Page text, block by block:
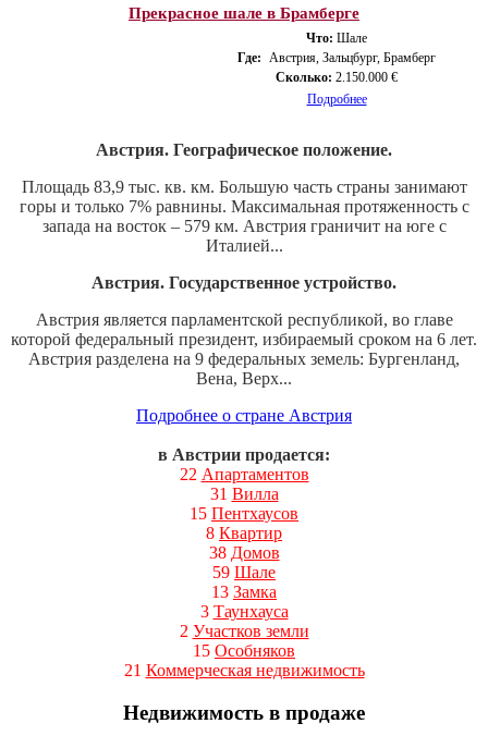
Прекрасное шале в Брамберге
Что: Шале
Где: Австрия, Зальцбург, Брамберг
Сколько: 2.150.000 €
Подробнее
Австрия. Географическое положение.
Площадь 83,9 тыс. кв. км. Большую часть страны занимают
горы и только 7% равнины. Максимальная протяженность с
запада на восток – 579 км. Австрия граничит на юге с
Италией...
Австрия. Государственное устройство.
Австрия является парламентской республикой, во главе
которой федеральный президент, избираемый сроком на 6 лет.
Австрия разделена на 9 федеральных земель: Бургенланд,
Вена, Верх...
Подробнее о стране Австрия
в Австрии продается:
22 Апартаментов
31 Вилла
15 Пентхаусов
8 Квартир
38 Домов
59 Шале
13 Замка
3 Таунхауса
2 Участков земли
15 Особняков
21 Коммерческая недвижимость
Недвижимость в продаже